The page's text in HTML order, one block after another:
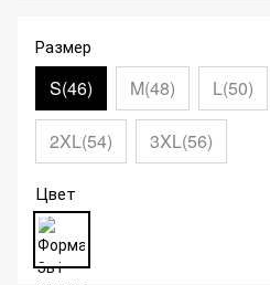
Размер
S(46) M(48) L(50)
2XL(54) 3XL(56)
Цвет